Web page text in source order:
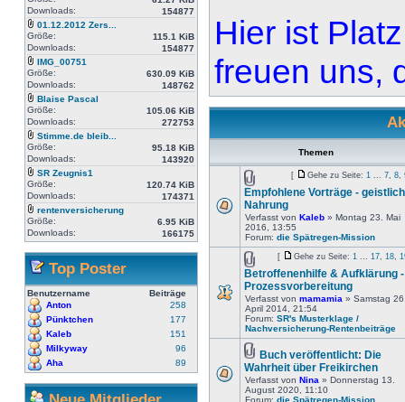
Downloads:
154877
01.12.2012 Zers...
Größe:
115.1 KiB
Downloads:
154877
IMG_00751
Größe:
630.09 KiB
Downloads:
148762
Blaise Pascal
Größe:
105.06 KiB
Downloads:
272753
Stimme.de bleib...
Größe:
95.18 KiB
Downloads:
143920
SR Zeugnis1
Größe:
120.74 KiB
Downloads:
174371
rentenversicherung
Größe:
6.95 KiB
Downloads:
166175
Top Poster
Benutzername
Beiträge
Anton
258
Pünktchen
177
Kaleb
151
Milkyway
96
Aha
89
Hier ist
freuen uns,
Themen
[ Gehe zu Seite: 1 ... 7, 8,
Empfohlene Vorträge -
Nahrung
Verfasst von Kaleb » Montag 23. Mai
2016, 13:55
Forum: die Spätregen-Mission
[ Gehe zu Seite: 1 ... 17, 18,
Betroffenenhilfe & Aufklärung -
Prozessvorbereitung
Verfasst von mamamia » Samstag
April 2014, 21:54
Forum: SR's Musterklage /
Nachversicherung-Rentenbeiträge
Buch veröffentlicht: Die
Wahrheit über Freikirchen
Verfasst von Nina » Donnerstag 13.
August 2020, 11:10
Forum: die Spätregen-Mission